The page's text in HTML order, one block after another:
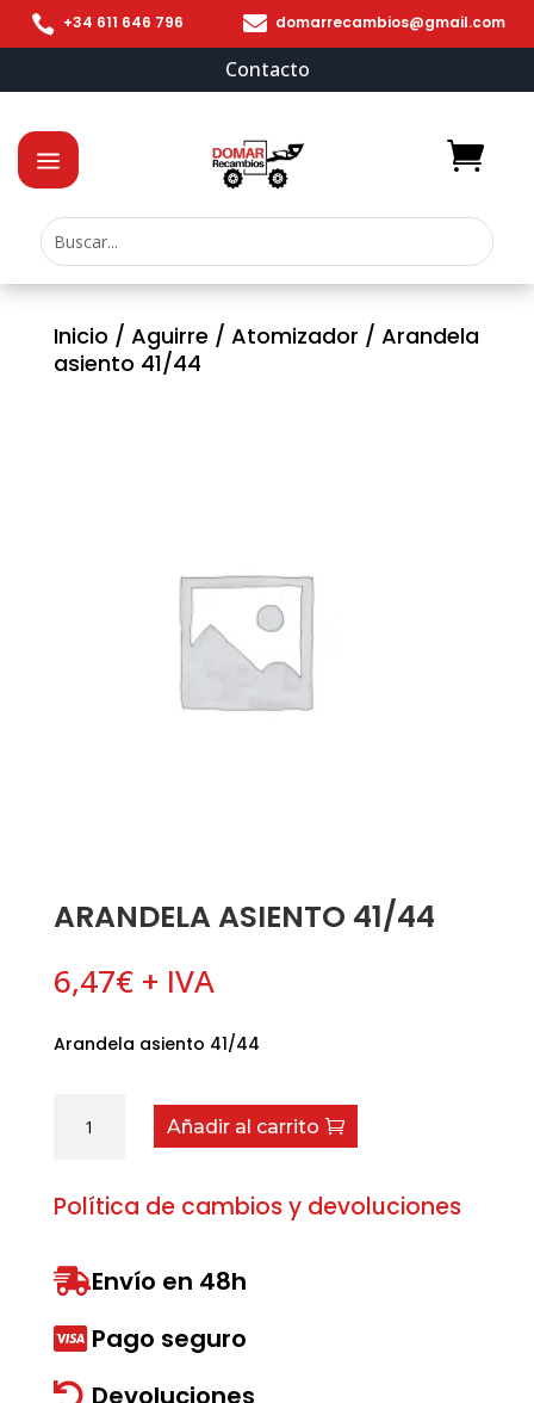
 +34 611 646 796  domarrecambios@gmail.com
Contacto
Inicio / Aguirre / Atomizador / Arandela
asiento 41/44
ARANDELA ASIENTO 41/44
6,47€ + IVA
Arandela asiento 41/44
asiento
Añadir al carrito
Política de cambios y devoluciones
Envío en 48h
 Pago seguro
 Devoluciones